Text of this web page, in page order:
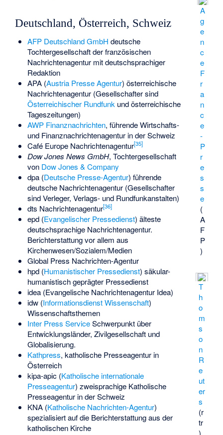
A
g
e
n
c
e
F
r
a
n
c
e
-
P
r
e
s
s
e
(
A
F
P
)
T
h
o
m
s
o
n
R
e
ut
er
s
(r
tr
)
Deutschland, Österreich, Schweiz
AFP Deutschland GmbH deutsche
Tochtergesellschaft der französischen
Nachrichtenagentur mit deutschsprachiger
Redaktion
APA (Austria Presse Agentur) österreichische
Nachrichtenagentur (Gesellschafter sind
Österreichischer Rundfunk und österreichische
Tageszeitungen)
AWP Finanznachrichten, führende Wirtschafts-
und Finanznachrichtenagentur in der Schweiz
Café Europe Nachrichtenagentur[35]
Dow Jones News GmbH, Tochtergesellschaft
von Dow Jones & Company
dpa (Deutsche Presse-Agentur) führende
deutsche Nachrichtenagentur (Gesellschafter
sind Verleger, Verlags- und Rundfunkanstalten)
dts Nachrichtenagentur[36]
epd (Evangelischer Pressedienst) älteste
deutschsprachige Nachrichtenagentur.
Berichterstattung vor allem aus
Kirchenwesen/Sozialem/Medien
Global Press Nachrichten-Agentur
hpd (Humanistischer Pressedienst) säkular-
humanistisch geprägter Pressedienst
idea (Evangelische Nachrichtenagentur Idea)
idw (Informationsdienst Wissenschaft)
Wissenschaftsthemen
Inter Press ServiceSchwerpunkt über
Entwicklungsländer, Zivilgesellschaft und
Globalisierung.
Kathpress, katholische Presseagentur in
Österreich
kipa-apic (Katholische internationale
Presseagentur) zweisprachige Katholische
Presseagentur in der Schweiz
KNA (Katholische Nachrichten-Agentur)
spezialisiert auf die Berichterstattung aus der
katholischen Kirche